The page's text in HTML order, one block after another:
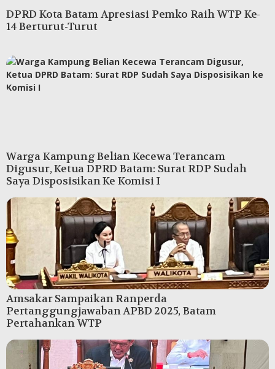
DPRD Kota Batam Apresiasi Pemko Raih WTP Ke-
14 Berturut-Turut
Warga Kampung Belian Kecewa Terancam
Digusur, Ketua DPRD Batam: Surat RDP Sudah
Saya Disposisikan Ke Komisi I
Amsakar Sampaikan Ranperda
Pertanggungjawaban APBD 2025, Batam
Pertahankan WTP